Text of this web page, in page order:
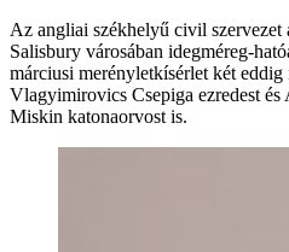
Az angliai székhelyű civil szervezet
Salisbury városában idegméreg-
márciusi merényletkísérlet két
Vlagyimirovics Csepiga ezredest
Miskin katonaorvost is.